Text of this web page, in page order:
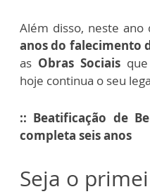
Além disso, neste
anos do falecimento
as Obras Sociais
hoje continua o seu
:: Beatificação de
completa seis anos
Seja o